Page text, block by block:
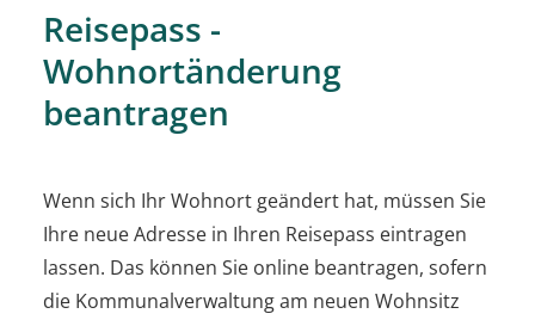
Reisepass -
Wohnortänderung
beantragen
Wenn sich Ihr Wohnort geändert hat, müssen Sie
Ihre neue Adresse in Ihren Reisepass eintragen
lassen. Das können Sie online beantragen, sofern
die Kommunalverwaltung am neuen Wohnsitz